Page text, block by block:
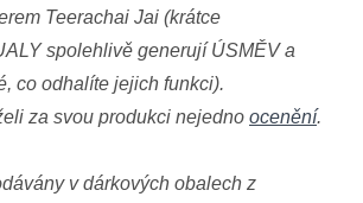
Teerachai Jai (krátce
spolehlivě generují ÚSMĚV a
co odhalíte jejich funkci).
za svou produkci nejedno ocenění.
v dárkových obalech z